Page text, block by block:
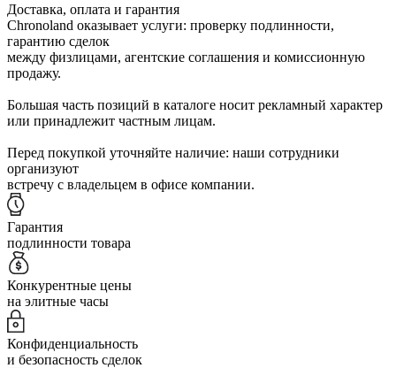
Доставка, оплата и гарантия
Chronoland оказывает услуги: проверку подлинности,
гарантию сделок
между физлицами, агентские соглашения и комиссионную
продажу.
Большая часть позиций в каталоге носит рекламный характер
или принадлежит частным лицам.
Перед покупкой уточняйте наличие: наши сотрудники
организуют
встречу с владельцем в офисе компании.
Гарантия
подлинности товара
Конкурентные цены
на элитные часы
Конфиденциальность
и безопасность сделок